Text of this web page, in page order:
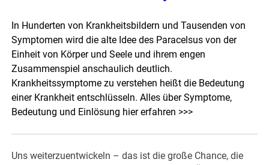
In Hunderten von Krankheitsbildern und Tausenden von
Symptomen wird die alte Idee des Paracelsus von der
Einheit von Körper und Seele und ihrem engen
Zusammenspiel anschaulich deutlich.
Krankheitssymptome zu verstehen heißt die Bedeutung
einer Krankheit entschlüsseln. Alles über Symptome,
Bedeutung und Einlösung hier erfahren >>>
Uns weiterzuentwickeln – das ist die große Chance, die